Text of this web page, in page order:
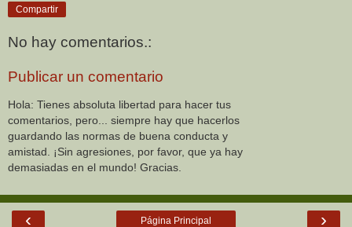
Compartir
No hay comentarios.:
Publicar un comentario
Hola: Tienes absoluta libertad para hacer tus
comentarios, pero... siempre hay que hacerlos
guardando las normas de buena conducta y
amistad. ¡Sin agresiones, por favor, que ya hay
demasiadas en el mundo! Gracias.
‹ ›
Página Principal